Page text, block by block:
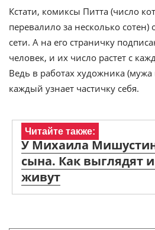
Кстати, комиксы Питта (число
перевалило за несколько
сети. А на его страничку
человек, и их число растет с
Ведь в работах художника
каждый узнает частичку себя.
Читайте также:
У Михаила
сына. Как выглядят
живут